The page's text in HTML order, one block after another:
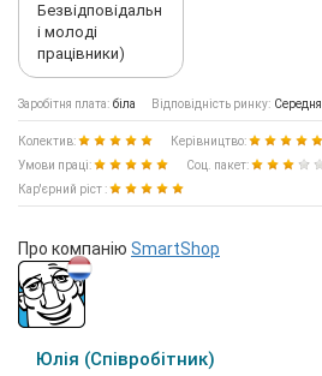
Безвідповідальн
і молоді
працівники)
Заробітня плата: біла Відповідність ринку: Середня
Колектив:
Керівництво:
Умови праці:
Соц. пакет:
Кар'єрний ріст :
Про компанію SmartShop
Юлія (Співробітник)